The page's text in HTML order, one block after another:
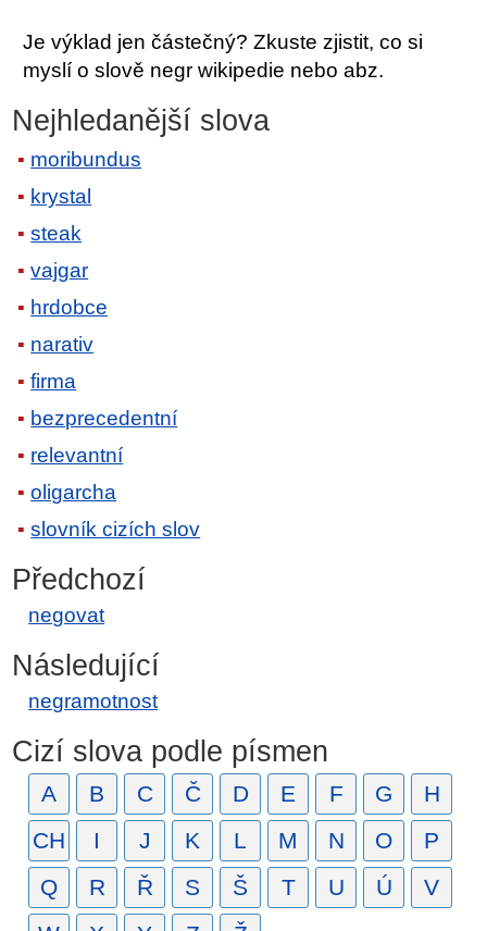
Je výklad jen částečný? Zkuste zjistit, co si
myslí o slově negr wikipedie nebo abz.
Nejhledanější slova
moribundus
krystal
steak
vajgar
hrdobce
narativ
firma
bezprecedentní
relevantní
oligarcha
slovník cizích slov
Předchozí
negovat
Následující
negramotnost
Cizí slova podle písmen
A B C Č D E F G
H
CH
I J K L M N O
P
Q
R Ř S Š T U Ú
V